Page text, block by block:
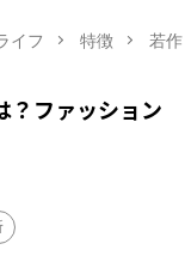
イフ 特徴 若
？ファッション